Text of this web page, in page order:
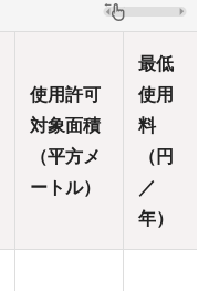
使用許可
対象面積
（平方メ
ートル）
最低
使用
料
（円
／
年）